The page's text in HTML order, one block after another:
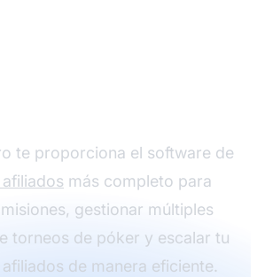
te proporciona el software de
más completo para
gestionar múltiples
torneos de póker y escalar tu
de manera eficiente.